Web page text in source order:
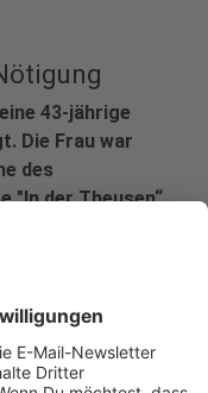
43-jährige
Die Frau war
des
"In der Theusen“
die dabei
Frau zu
nach